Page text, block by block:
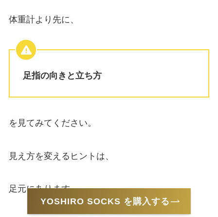
体重計より先に、
足指の向きと立ち方
を見てみてください。
見え方を変えるヒントは、
足元にあります。
YOSHIRO SOCKS を購入する